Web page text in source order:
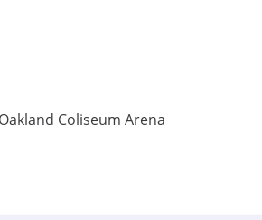
Coliseum Arena